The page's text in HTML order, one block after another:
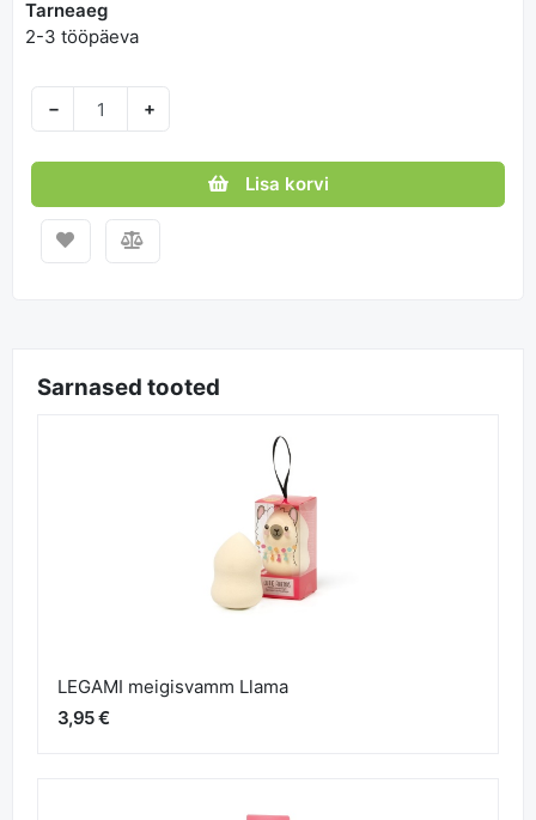
Tarneaeg
2-3 tööpäeva
− +
Lisa korvi
Sarnased tooted
LEGAMI meigisvamm Llama
3,95 €